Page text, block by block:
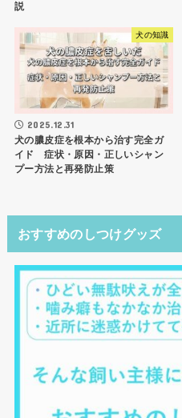
説
犬の知識
2025.12.31
犬の膿皮症を根本から治す完全ガ
イド 症状・原因・正しいシャン
プー方法と再発防止策
おすすめのしつけグッズ